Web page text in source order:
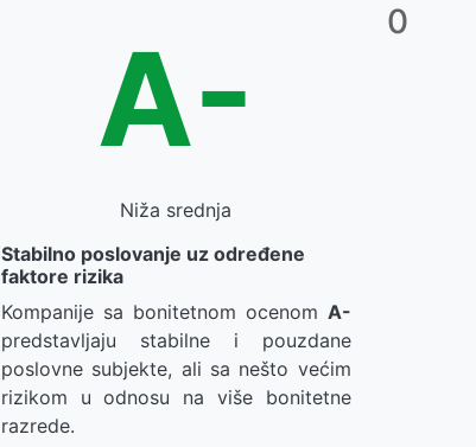
A-
Niža srednja
Stabilno poslovanje uz određene
faktore rizika
Kompanije sa bonitetnom ocenom A-
predstavljaju stabilne i pouzdane
poslovne subjekte, ali sa nešto većim
rizikom u odnosu na više bonitetne
razrede.
0